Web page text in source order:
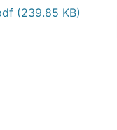
(239.85 KB)